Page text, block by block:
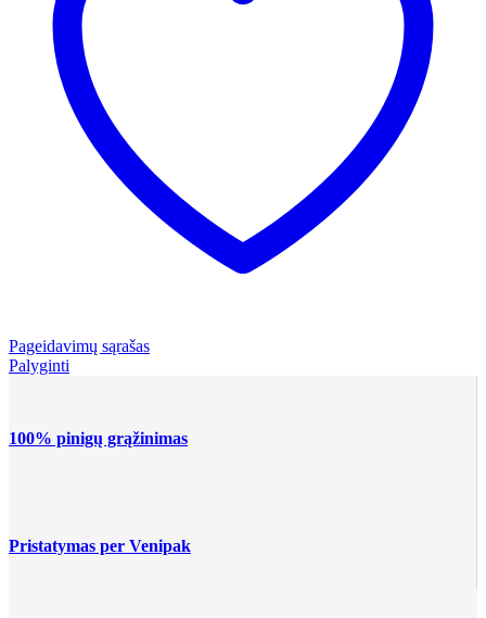
Pageidavimų sąrašas
Palyginti
100% pinigų grąžinimas
Pristatymas per Venipak